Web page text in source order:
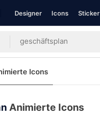
Designer Icons Sticker
Icons
Animierte Icons